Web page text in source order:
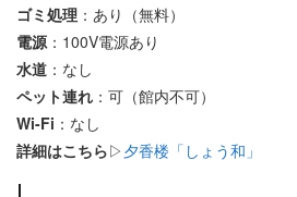
ゴミ処理 ：あり（無料）
電源：100V電源あり
水道 ：なし
ペット連れ ：可（館内不可）
Wi-Fi ：なし
詳細はこちら▷ 夕香楼「しょう和」